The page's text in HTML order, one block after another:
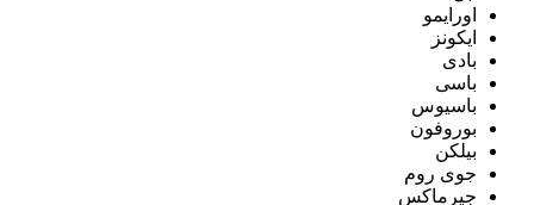
اورايمو
ايكونز
بادى
باسى
باسيوس
بوروفون
بيلكن
جوى روم
جيرماكس